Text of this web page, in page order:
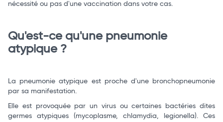
nécessité ou pas d'une vaccination dans votre cas.
Qu'est-ce qu'une pneumonie
atypique ?
La pneumonie atypique est proche d'une bronchopneumonie
par sa manifestation.
Elle est provoquée par un virus ou certaines bactéries dites
germes atypiques (mycoplasme, chlamydia, legionella). Ces